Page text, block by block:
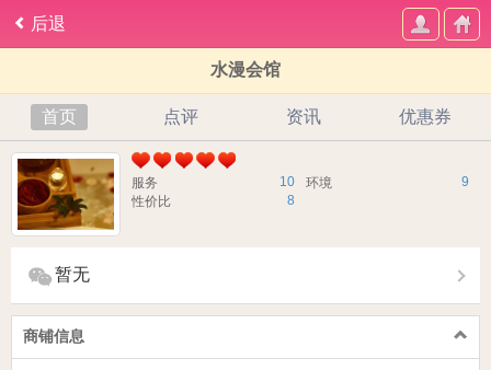
后退
水漫会馆
首页 点评 资讯 优惠券
10
服务 9
环境
8
性价比
暂无
商铺信息